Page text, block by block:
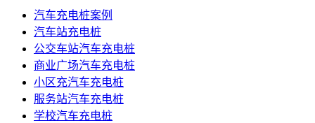
汽车充电桩案例
汽车站充电桩
公交车站汽车充电桩
商业广场汽车充电桩
小区充汽车充电桩
服务站汽车充电桩
学校汽车充电桩